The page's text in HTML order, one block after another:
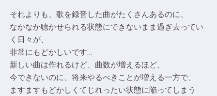
それよりも、歌を録音した曲がたくさんあるのに、
なかなか聴かせられる状態にできないまま過ぎ去ってい
く日々が、
非常にもどかしいです…
新しい曲は作れるけど、曲数が増えるほど、
今できないのに、将来やるべきことが増える一方で、
ますますもどかしくてじれったい状態に陥ってしまう